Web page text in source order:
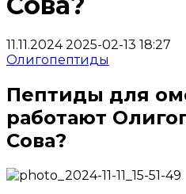
11.11.2024 2025-02-13 18:27
Олигопептиды
Пептиды для
работают
Сова?